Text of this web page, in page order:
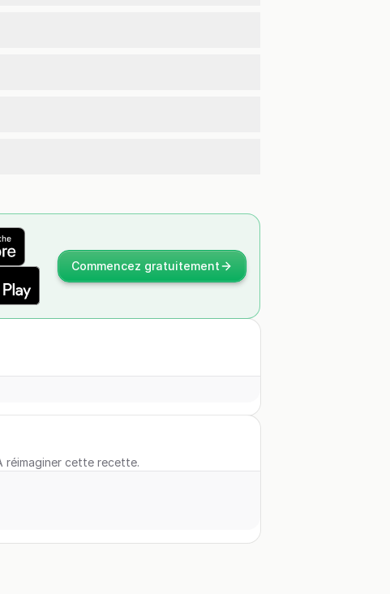
Commencez gratuitement
réimaginer cette recette.